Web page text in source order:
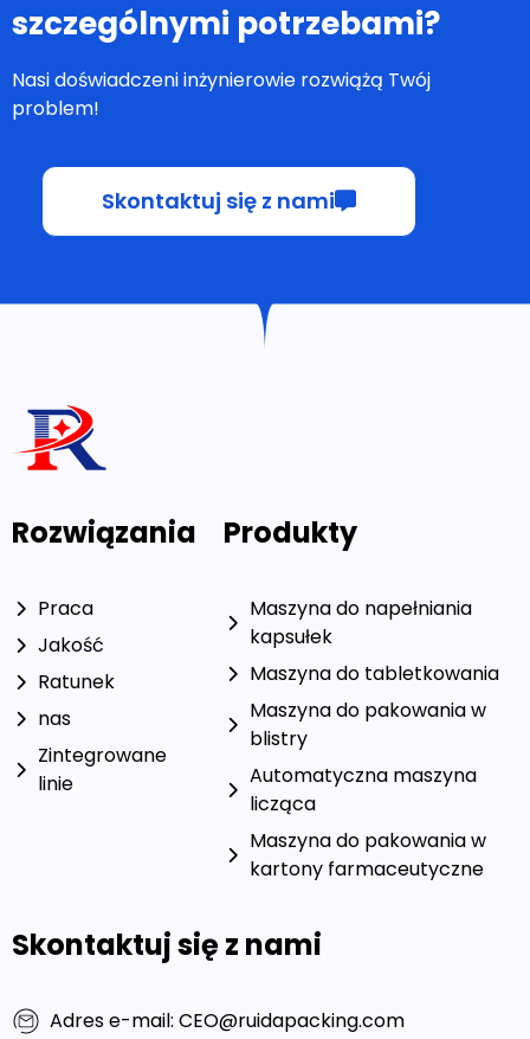
szczególnymi potrzebami?
Nasi doświadczeni inżynierowie rozwiążą Twój
problem!
Skontaktuj się z nami
Rozwiązania
Praca
Jakość
Ratunek
nas
Zintegrowane
linie
Produkty
Maszyna do napełniania
kapsułek
Maszyna do tabletkowania
Maszyna do pakowania w
blistry
Automatyczna maszyna
licząca
Maszyna do pakowania w
kartony farmaceutyczne
Skontaktuj się z nami
Adres e-mail: CEO@ruidapacking.com